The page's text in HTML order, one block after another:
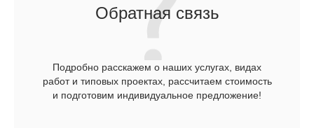
Обратная связь
Подробно расскажем о наших услугах, видах
работ и типовых проектах, рассчитаем стоимость
и подготовим индивидуальное предложение!